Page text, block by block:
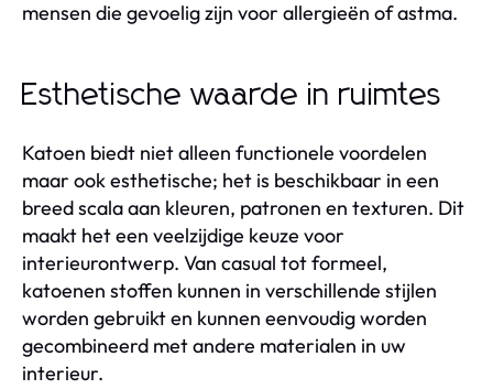
mensen die gevoelig zijn voor allergieën of astma.
Esthetische waarde in ruimtes
Katoen biedt niet alleen functionele voordelen
maar ook esthetische; het is beschikbaar in een
breed scala aan kleuren, patronen en texturen. Dit
maakt het een veelzijdige keuze voor
interieurontwerp. Van casual tot formeel,
katoenen stoffen kunnen in verschillende stijlen
worden gebruikt en kunnen eenvoudig worden
gecombineerd met andere materialen in uw
interieur.